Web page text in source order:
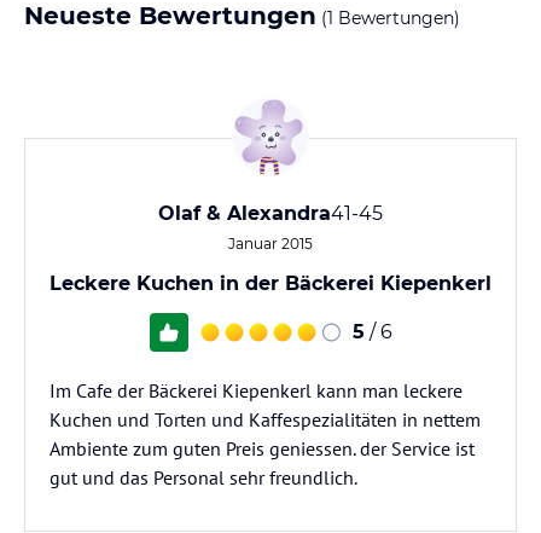
Neueste Bewertungen (1 Bewertungen)
Olaf & Alexandra41-45
Januar 2015
Leckere Kuchen in der Bäckerei Kiepenkerl
5 / 6
Im Cafe der Bäckerei Kiepenkerl kann man leckere
Kuchen und Torten und Kaffespezialitäten in nettem
Ambiente zum guten Preis geniessen. der Service ist
gut und das Personal sehr freundlich.